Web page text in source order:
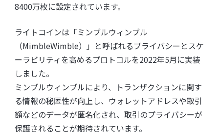
8400万枚に設定されています。
ライトコインは「ミンブルウィンブル
（MimbleWimble）」と呼ばれるプライバシーとスケ
ーラビリティを高めるプロトコルを2022年5月に実装
しました。
ミンブルウィンブルにより、トランザクションに関す
る情報の秘匿性が向上し、ウォレットアドレスや取引
額などのデータが匿名化され、取引のプライバシーが
保護されることが期待されています。